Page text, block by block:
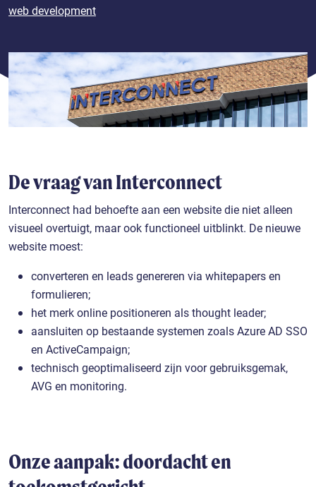
web development
De vraag van Interconnect
Interconnect had behoefte aan een website die niet alleen
visueel overtuigt, maar ook functioneel uitblinkt. De nieuwe
website moest:
converteren en leads genereren via whitepapers en
formulieren;
het merk online positioneren als thought leader;
aansluiten op bestaande systemen zoals Azure AD SSO
en ActiveCampaign;
technisch geoptimaliseerd zijn voor gebruiksgemak,
AVG en monitoring.
Onze aanpak: doordacht en